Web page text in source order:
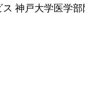
神戸大学医学